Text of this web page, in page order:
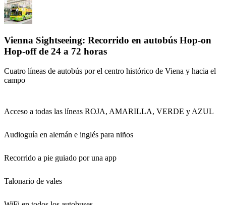
Vienna Sightseeing: Recorrido en autobús Hop-on
Hop-off de 24 a 72 horas
Cuatro líneas de autobús por el centro histórico de Viena y hacia el
campo
Acceso a todas las líneas ROJA, AMARILLA, VERDE y AZUL
Audioguía en alemán e inglés para niños
Recorrido a pie guiado por una app
Talonario de vales